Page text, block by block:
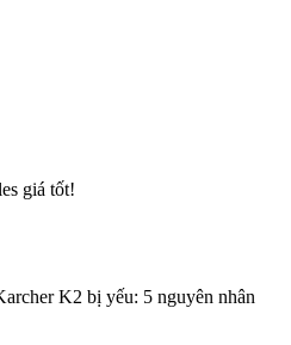
giá tốt!
K2 bị yếu: 5 nguyên nhân